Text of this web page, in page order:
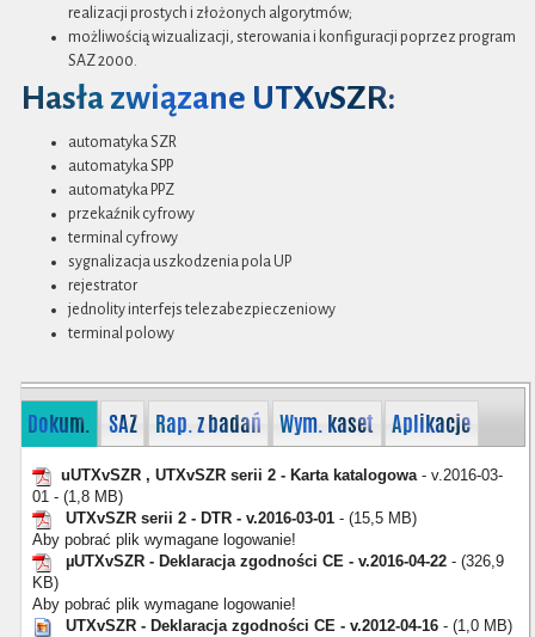
realizacji prostych i złożonych algorytmów;
możliwością wizualizacji, sterowania i konfiguracji poprzez program
SAZ 2000.
Hasła związane UTXvSZR:
automatyka SZR
automatyka SPP
automatyka PPZ
przekaźnik cyfrowy
terminal cyfrowy
sygnalizacja uszkodzenia pola UP
rejestrator
jednolity interfejs telezabezpieczeniowy
terminal polowy
Dokum. SAZ Rap. z badań Wym. kaset Aplikacje
uUTXvSZR , UTXvSZR serii 2 - Karta katalogowa- v.2016-03-
01 - (1,8 MB)
UTXvSZR serii 2 - DTR - v.2016-03-01 - (15,5 MB)
Aby pobrać plik wymagane logowanie!
µUTXvSZR - Deklaracja zgodności CE - v.2016-04-22 - (326,9
KB)
Aby pobrać plik wymagane logowanie!
UTXvSZR - Deklaracja zgodności CE - v.2012-04-16 - (1,0 MB)